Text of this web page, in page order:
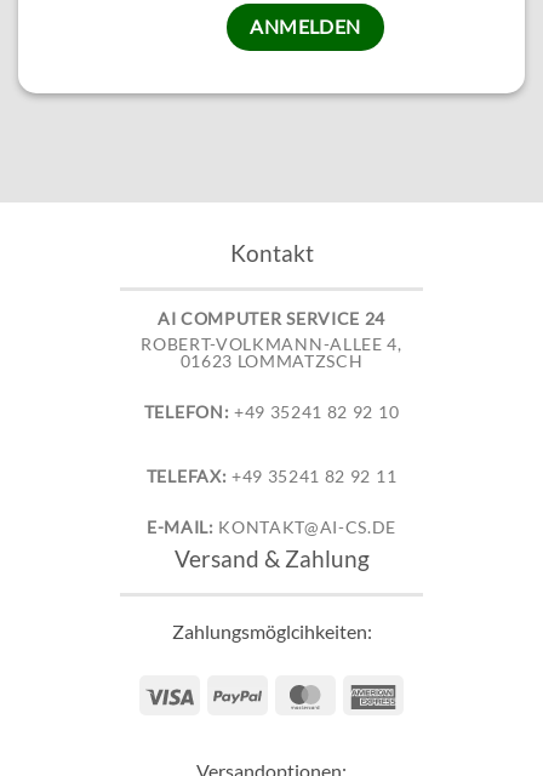
Kontakt
AI COMPUTER SERVICE 24
ROBERT-VOLKMANN-ALLEE 4,
01623 LOMMATZSCH
TELEFON: +49 35241 82 92 10
TELEFAX: +49 35241 82 92 11
E-MAIL: KONTAKT@AI-CS.DE
Versand & Zahlung
Zahlungsmöglcihkeiten:
Visa PayPal MasterCard
Versandoptionen: